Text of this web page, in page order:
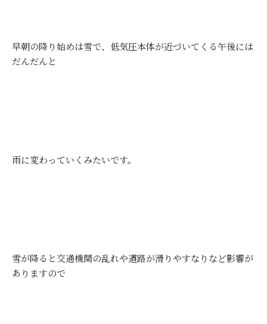
早朝の降り始めは雪で、低気圧本体が近づいてくる午後には
だんだんと
雨に変わっていくみたいです。
雪が降ると交通機関の乱れや道路が滑りやすなりなど影響が
ありますので